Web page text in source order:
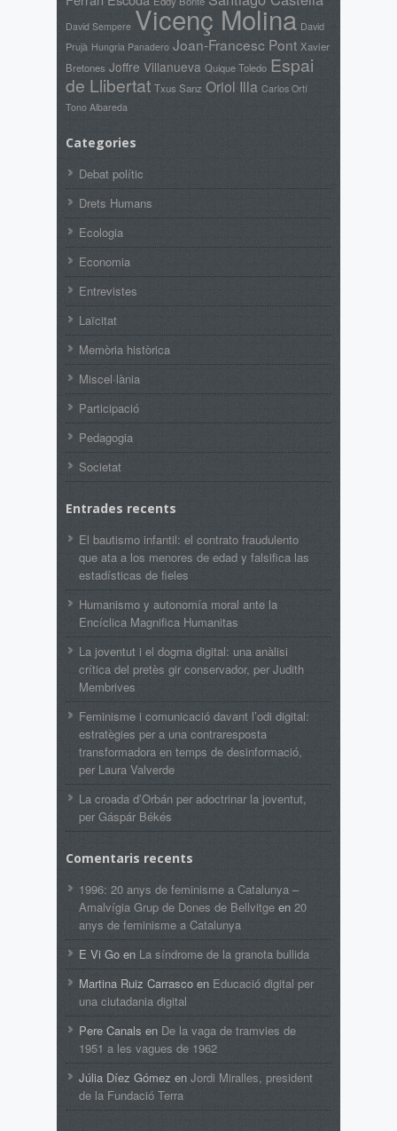
David Sempere Vicenç Molina David
Prujà Hungria Panadero Joan-Francesc Pont Xavier
Bretones Joffre Villanueva Quique Toledo Espai
de Llibertat Txus Sanz Oriol Illa Carlos Ortí
Tono Albareda
Categories
Debat polític
Drets Humans
Ecologia
Economia
Entrevistes
Laïcitat
Memòria històrica
Miscel·lània
Participació
Pedagogia
Societat
Entrades recents
El bautismo infantil: el contrato fraudulento
que ata a los menores de edad y falsifica las
estadísticas de fieles
Humanismo y autonomía moral ante la
Encíclica Magnifica Humanitas
La joventut i el dogma digital: una anàlisi
crítica del pretès gir conservador, per Judith
Membrives
Feminisme i comunicació davant l’odi digital:
estratègies per a una contraresposta
transformadora en temps de desinformació,
per Laura Valverde
La croada d’Orbán per adoctrinar la joventut,
per Gáspár Békés
Comentaris recents
1996: 20 anys de feminisme a Catalunya –
Amalvígia Grup de Dones de Bellvitge en 20
anys de feminisme a Catalunya
E Vi Go en La síndrome de la granota bullida
Martina Ruiz Carrasco en Educació digital per
una ciutadania digital
Pere Canals en De la vaga de tramvies de
1951 a les vagues de 1962
Júlia Díez Gómez en Jordi Miralles, president
de la Fundació Terra